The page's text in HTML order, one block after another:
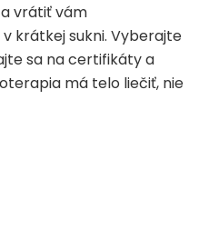
vrátiť vám
krátkej sukni. Vyberajte
sa na certifikáty a
má telo liečiť, nie